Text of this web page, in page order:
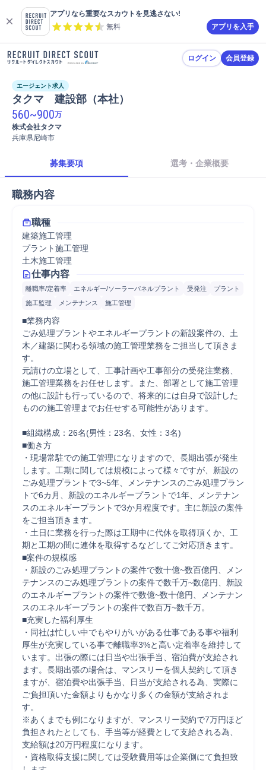
アプリなら重要なスカウトを見逃さない!
無料
アプリを入手
ログイン 会員登録
エージェント求人
タクマ　建設部（本社）
560~900万
株式会社タクマ
兵庫県尼崎市
募集要項 選考・企業概要
職務内容
職種
建築施工管理
プラント施工管理
土木施工管理
仕事内容
離職率/定着率 エネルギー/ソーラーパネルプラント 受発注
プラント
施工監理
メンテナンス 施工管理
■業務内容
ごみ処理プラントやエネルギープラントの新設案件の、土
木／建築に関わる領域の施工管理業務をご担当して頂きま
す。
元請けの立場として、工事計画や工事部分の受発注業務、
施工管理業務をお任せします。また、部署として施工管理
の他に設計も行っているので、将来的には自身で設計した
ものの施工管理までお任せする可能性があります。
■組織構成：26名(男性：23名、女性：3名)
■働き方
・現場常駐での施工管理になりますので、長期出張が発生
します。工期に関しては規模によって様々ですが、新設の
ごみ処理プラントで3~5年、メンテナンスのごみ処理プラン
トで6カ月、新設のエネルギープラントで1年、メンテナン
スのエネルギープラントで3か月程度です。主に新設の案件
をご担当頂きます。
・土日に業務を行った際は工期中に代休を取得頂くか、工
期と工期の間に連休を取得するなどしてご対応頂きます。
■案件の規模感
・新設のごみ処理プラントの案件で数十億~数百億円、メン
テナンスのごみ処理プラントの案件で数千万~数億円、新設
のエネルギープラントの案件で数億~数十億円、メンテナン
スのエネルギープラントの案件で数百万~数千万。
■充実した福利厚生
・同社は忙しい中でもやりがいがある仕事である事や福利
厚生が充実している事で離職率3%と高い定着率を維持して
います。出張の際には日当や出張手当、宿泊費が支給され
ます。長期出張の場合は、マンスリーを個人契約して頂き
ますが、宿泊費や出張手当、日当が支給される為、実際に
ご負担頂いた金額よりもかなり多くの金額が支給されま
す。
※あくまでも例になりますが、マンスリー契約で7万円ほど
負担されたとしても、手当等が経費として支給される為、
支給額は20万円程度になります。
・資格取得支援に関しては受験費用等は企業側にて負担致